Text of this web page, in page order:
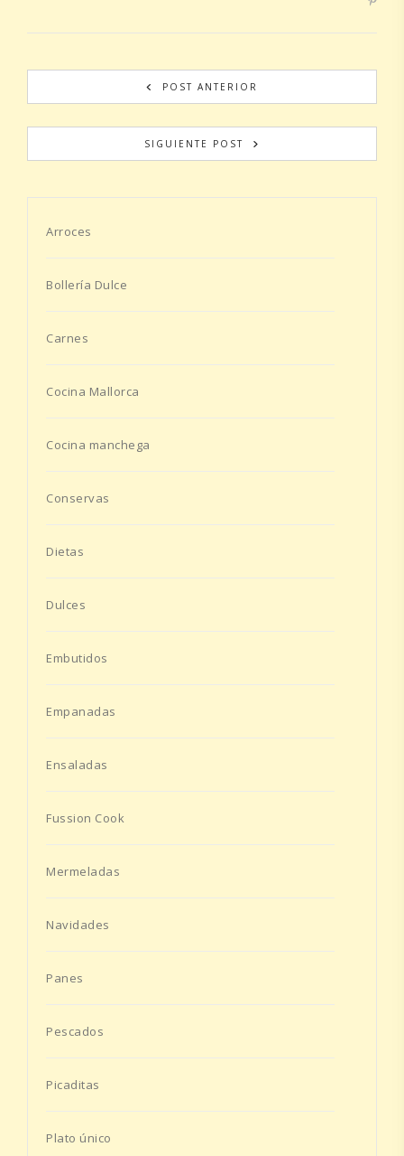
POST ANTERIOR
SIGUIENTE POST
Arroces
Bollería Dulce
Carnes
Cocina Mallorca
Cocina manchega
Conservas
Dietas
Dulces
Embutidos
Empanadas
Ensaladas
Fussion Cook
Mermeladas
Navidades
Panes
Pescados
Picaditas
Plato único